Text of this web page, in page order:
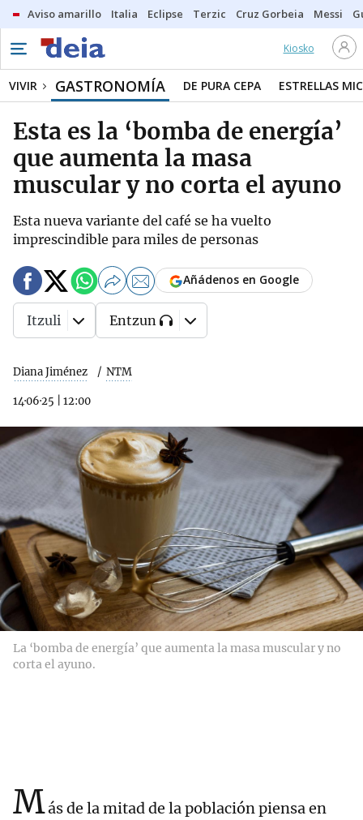
Aviso amarillo Italia Eclipse Terzic Cruz Gorbeia Messi
Kiosko
VIVIR GASTRONOMÍA DE PURA CEPA ESTRELLAS
Esta es la ‘bomba de energía’
que aumenta la masa
muscular y no corta el ayuno
Esta nueva variante del café se ha vuelto
imprescindible para miles de personas
Diana Jiménez NTM
14·06·25 12:00
Añádenos en Google
Itzuli Entzun
La ‘bomba de energía’ que aumenta la masa muscular y no
corta el ayuno.
Más de la mitad de la población piensa en